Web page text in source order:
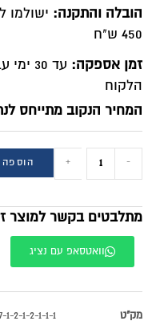
הובלה והתקנה: ישולמו
450 ש"ח
זמן אספקה:
עד
הלקוח
המחיר הנקוב מתייחס
-
+
מתלבטים בקשר למוצר
וואטסאפ עם נציג
מק"ט 1-2-1-2-1-1-1